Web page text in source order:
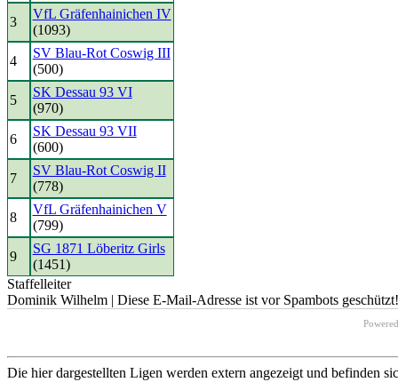
3
VfL Gräfenhainichen IV
(1093)
4
SV Blau-Rot Coswig III
(500)
5
SK Dessau 93 VI
(970)
6
SK Dessau 93 VII
(600)
7
SV Blau-Rot Coswig II
(778)
8
VfL Gräfenhainichen V
(799)
9
SG 1871 Löberitz Girls
(1451)
Staffelleiter
Dominik Wilhelm | Diese E-Mail-Adresse ist vor Spambots
Die hier dargestellten Ligen werden extern angezeigt und befinden